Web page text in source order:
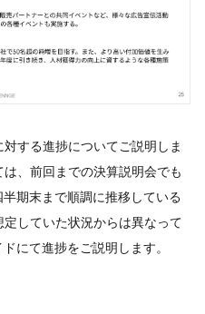
する進捗についてご説明しま
、前回までの決算説明会でも
期末まで順調に推移している
していた状況からは異なって
にて進捗をご説明します。